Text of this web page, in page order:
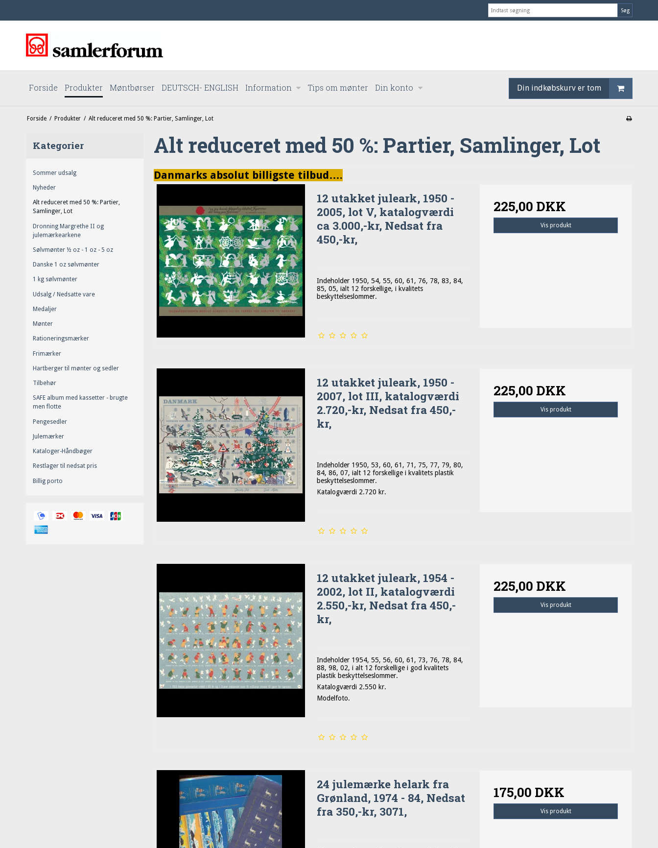
Søg
Forside Produkter Møntbørser DEUTSCH- ENGLISH Information Tips om mønter Din konto Din indkøbskurv er tom
Forside / Produkter / Alt reduceret med 50 %: Partier, Samlinger, Lot
Kategorier
Sommer udsalg
Nyheder
Alt reduceret med 50 %: Partier,
Samlinger, Lot
Dronning Margrethe II og
julemærkearkene
Sølvmønter ½ oz - 1 oz - 5 oz
Danske 1 oz sølvmønter
1 kg sølvmønter
Udsalg / Nedsatte vare
Medaljer
Mønter
Rationeringsmærker
Frimærker
Hartberger til mønter og sedler
Tilbehør
SAFE album med kassetter - brugte
men flotte
Pengesedler
Julemærker
Kataloger-Håndbøger
Restlager til nedsat pris
Billig porto
Alt reduceret med 50 %: Partier, Samlinger, Lot
Danmarks absolut billigste tilbud….
12 utakket juleark, 1950 -
2005, lot V, katalogværdi
ca 3.000,-kr, Nedsat fra
450,-kr,
Indeholder 1950, 54, 55, 60, 61, 76, 78, 83, 84,
85, 05, ialt 12 forskellige, i kvalitets
beskyttelseslommer.
225,00 DKK
Vis produkt
12 utakket juleark, 1950 -
2007, lot III, katalogværdi
2.720,-kr, Nedsat fra 450,-
kr,
Indeholder 1950, 53, 60, 61, 71, 75, 77, 79, 80,
84, 86, 07, ialt 12 forskellige i kvalitets plastik
beskyttelseslommer.
Katalogværdi 2.720 kr.
225,00 DKK
Vis produkt
12 utakket juleark, 1954 -
2002, lot II, katalogværdi
2.550,-kr, Nedsat fra 450,-
kr,
Indeholder 1954, 55, 56, 60, 61, 73, 76, 78, 84,
88, 98, 02, i alt 12 forskellige i god kvalitets
plastik beskyttelseslommer.
Katalogværdi 2.550 kr.
Modelfoto.
225,00 DKK
Vis produkt
24 julemærke helark fra
Grønland, 1974 - 84, Nedsat
fra 350,-kr, 3071,
175,00 DKK
Vis produkt